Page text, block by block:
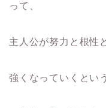
って、
主人公が努力と根性
強くなっていくとい